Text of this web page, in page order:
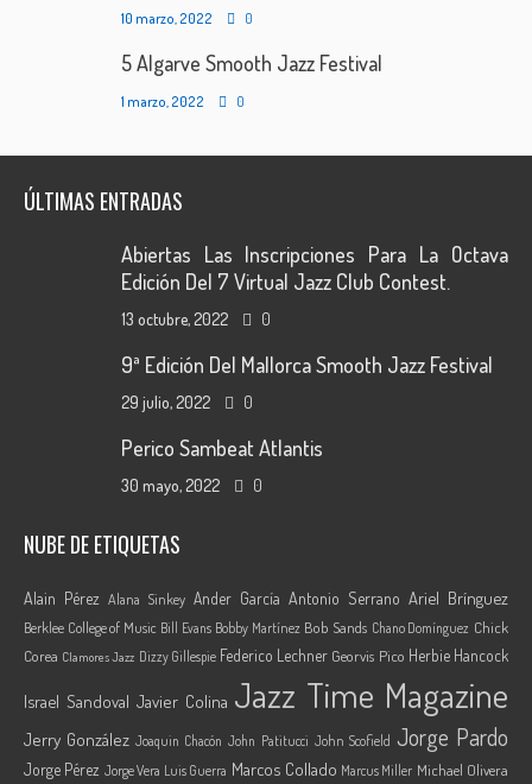
10 marzo, 2022 0
5 Algarve Smooth Jazz Festival
1 marzo, 2022 0
ÚLTIMAS ENTRADAS
Abiertas Las Inscripciones Para La Octava
Edición Del 7 Virtual Jazz Club Contest.
13 octubre, 2022 0
9ª Edición Del Mallorca Smooth Jazz Festival
29 julio, 2022 0
Perico Sambeat Atlantis
30 mayo, 2022 0
NUBE DE ETIQUETAS
Alain Pérez Alana Sinkey Ander García Antonio Serrano Ariel Brínguez
Berklee College of Music Bill Evans Bobby Martínez Bob Sands Chano Domínguez Chick
Corea Clamores Jazz Dizzy Gillespie Federico Lechner Georvis Pico Herbie Hancock
Israel Sandoval Javier Colina Jazz Time Magazine
Jerry González Joaquin Chacón John Patitucci John Scofield Jorge Pardo
Jorge Pérez Jorge Vera Luis Guerra Marcos Collado Marcus Miller Michael Olivera